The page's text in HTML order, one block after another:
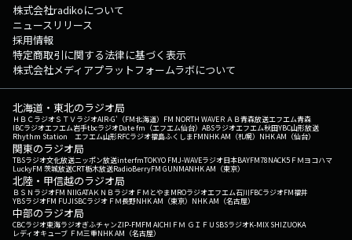
株式会社radikoについて
ニュースリリース
採用情報
特定商取引に関する法律に基づく表示
株式会社メディアプラットフォームラボについて
北海道・東北のラジオ局
ＨＢＣラジオＳＴＶラジオAIR-G'（FM北海道） FM NORTH WAVEＲＡＢ青森放送エフエム青森
IBCラジオエフエム岩手tbcラジオDate fm（エフエム仙台） ABSラジオエフエム秋田YBC山形放送
Rhythm Station エフエム山形RFCラジオ福島ふくしまFMNHK AM（札幌） NHK AM（仙台）
関東のラジオ局
TBSラジオ文化放送ニッポン放送interfmTOKYO FMJ-WAVEラジオ日本BAYFM78NACK5 ＦＭヨコハマ
LuckyFM 茨城放送CRT栃木放送RadioBerryFM GUNMANHK AM（東京）
北陸・甲信越のラジオ局
ＢＳＮラジオFM NIIGATAＫＮＢラジオ ＦＭとやまMROラジオエフエム石川FBCラジオFM福井
YBSラジオFM FUJISBCラジオ ＦＭ長野NHK AM（東京） NHK AM（名古屋）
中部のラジオ局
CBCラジオ東海ラジオぎふチャンZIP-FMFM AICHI ＦＭ ＧＩＦＵ SBSラジオK-MIX SHIZUOKA
レディオキューブ ＦＭ三重NHK AM（名古屋）